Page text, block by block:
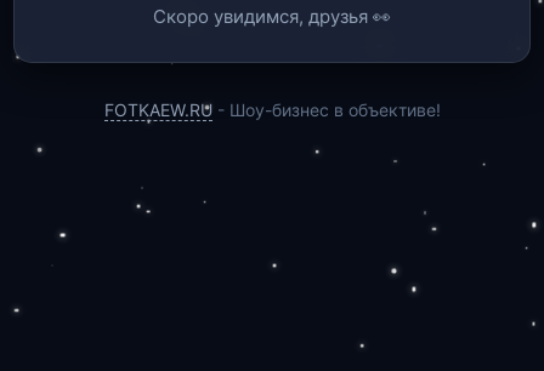
Скоро увидимся, друзья 👀
FOTKAEW.RU- Шоу-бизнес в объективе!